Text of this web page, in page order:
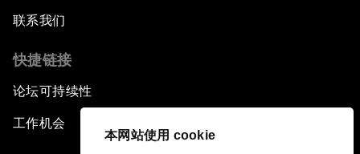
本网站使用 cookie
联系我们
快捷链接
论坛可持续性
工作机会